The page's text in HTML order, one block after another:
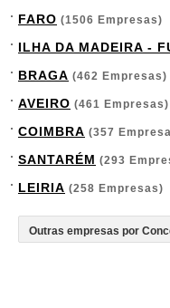
FARO (1506 Empresas)
ILHA DA MADEIRA -
BRAGA (462 Empresas)
AVEIRO (461 Empresas)
COIMBRA (357
SANTARÉM (293
LEIRIA (258 Empresas)